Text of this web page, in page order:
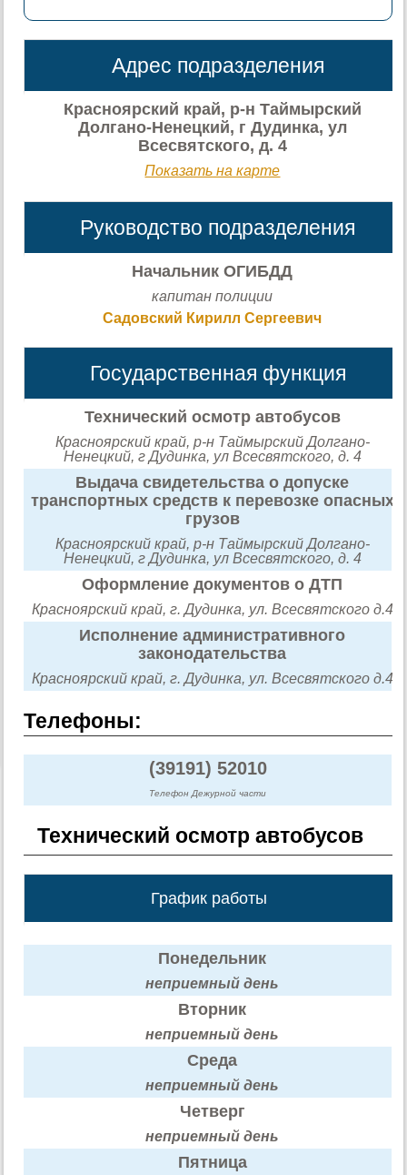
Адрес подразделения
Красноярский край, р-н Таймырский
Долгано-Ненецкий, г Дудинка, ул
Всесвятского, д. 4
Показать на карте
Руководство подразделения
Начальник ОГИБДД
капитан полиции
Садовский Кирилл Сергеевич
Государственная функция
Технический осмотр автобусов
Красноярский край, р-н Таймырский Долгано-
Ненецкий, г Дудинка, ул Всесвятского, д. 4
Выдача свидетельства о допуске
транспортных средств к перевозке опасных
грузов
Красноярский край, р-н Таймырский Долгано-
Ненецкий, г Дудинка, ул Всесвятского, д. 4
Оформление документов о ДТП
Красноярский край, г. Дудинка, ул. Всесвятского д.4
Исполнение административного
законодательства
Красноярский край, г. Дудинка, ул. Всесвятского д.4
Телефоны:
(39191) 52010
Телефон Дежурной части
Технический осмотр автобусов
График работы
Понедельник
неприемный день
Вторник
неприемный день
Среда
неприемный день
Четверг
неприемный день
Пятница